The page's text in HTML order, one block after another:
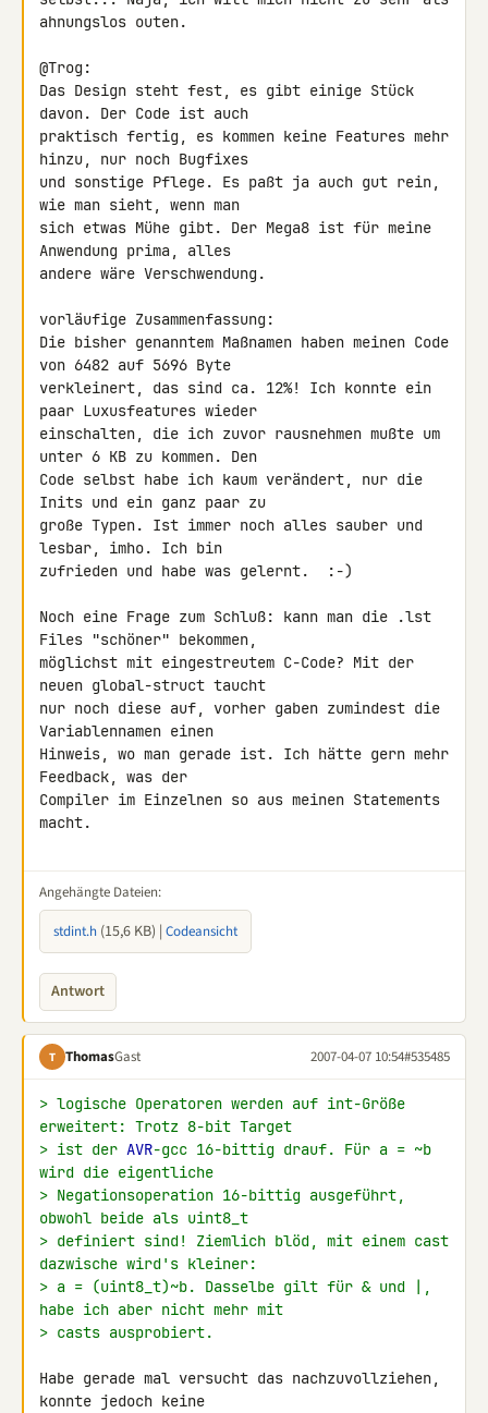
ahnungslos outen.
@Trog:
Das Design steht fest, es gibt einige Stück
davon. Der Code ist auch
praktisch fertig, es kommen keine Features mehr
hinzu, nur noch Bugfixes
und sonstige Pflege. Es paßt ja auch gut rein,
wie man sieht, wenn man
sich etwas Mühe gibt. Der Mega8 ist für meine
Anwendung prima, alles
andere wäre Verschwendung.
vorläufige Zusammenfassung:
Die bisher genanntem Maßnamen haben meinen Code
von 6482 auf 5696 Byte
verkleinert, das sind ca. 12%! Ich konnte ein
paar Luxusfeatures wieder
einschalten, die ich zuvor rausnehmen mußte um
unter 6 KB zu kommen. Den
Code selbst habe ich kaum verändert, nur die
Inits und ein ganz paar zu
große Typen. Ist immer noch alles sauber und
lesbar, imho. Ich bin
zufrieden und habe was gelernt.  :-)
Noch eine Frage zum Schluß: kann man die .lst
Files "schöner" bekommen,
möglichst mit eingestreutem C-Code? Mit der
neuen global-struct taucht
nur noch diese auf, vorher gaben zumindest die
Variablennamen einen
Hinweis, wo man gerade ist. Ich hätte gern mehr
Feedback, was der
Compiler im Einzelnen so aus meinen Statements
macht.
Angehängte Dateien:
stdint.h (15,6 KB) | Codeansicht
Antwort
T ThomasGast 2007-04-07 10:54#535485
> logische Operatoren werden auf int-Größe
erweitert: Trotz 8-bit Target
> ist der AVR-gcc 16-bittig drauf. Für a = ~b
wird die eigentliche
> Negationsoperation 16-bittig ausgeführt,
obwohl beide als uint8_t
> definiert sind! Ziemlich blöd, mit einem cast
dazwische wird's kleiner:
> a = (uint8_t)~b. Dasselbe gilt für & und |,
habe ich aber nicht mehr mit
> casts ausprobiert.
Habe gerade mal versucht das nachzuvollziehen,
konnte jedoch keine